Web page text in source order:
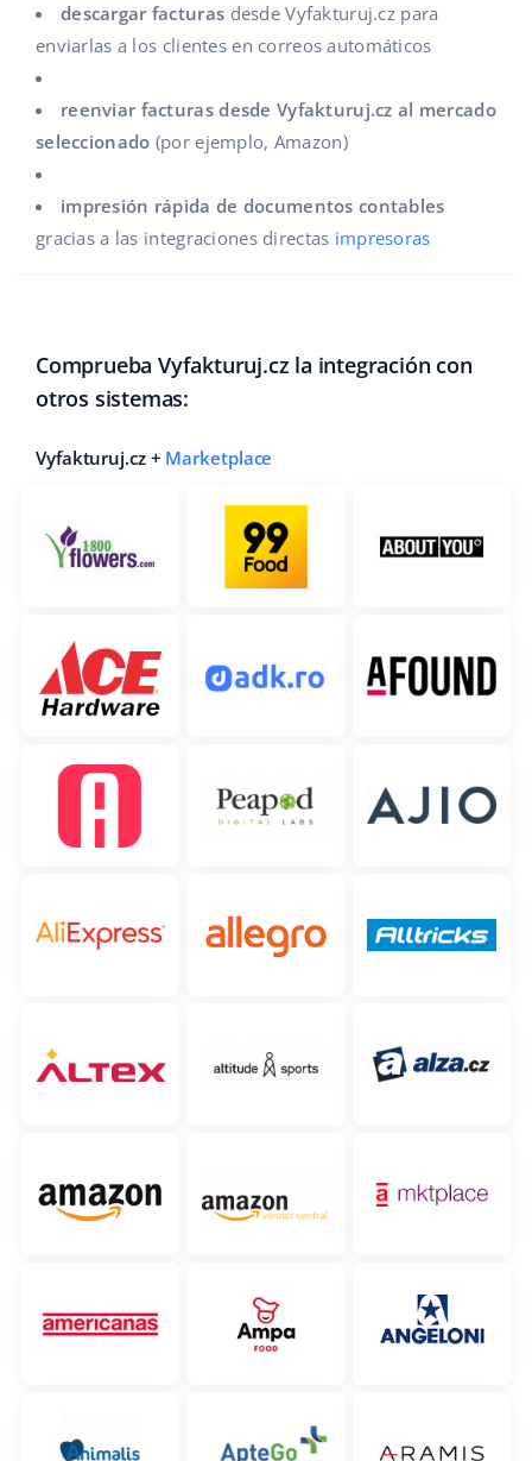
descargar facturas desde Vyfakturuj.cz para
enviarlas a los clientes en correos automáticos
reenviar facturas desde Vyfakturuj.cz al mercado
seleccionado (por ejemplo, Amazon)
impresión rápida de documentos contables
gracias a las integraciones directas impresoras
Comprueba Vyfakturuj.cz la integración con
otros sistemas:
Vyfakturuj.cz + Marketplace